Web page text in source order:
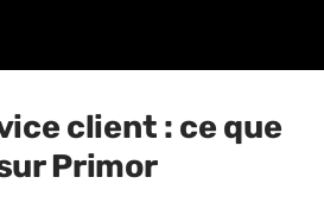
client : ce que
Primor